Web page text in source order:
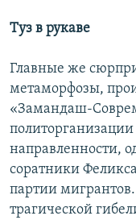
Туз в рукаве
Главные же
метаморфозы,
«Замандаш-
направленности,
соратники
партии
трагической